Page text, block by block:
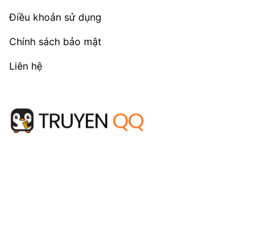
Điều khoản sử dụng
Chính sách bảo mật
Liên hệ